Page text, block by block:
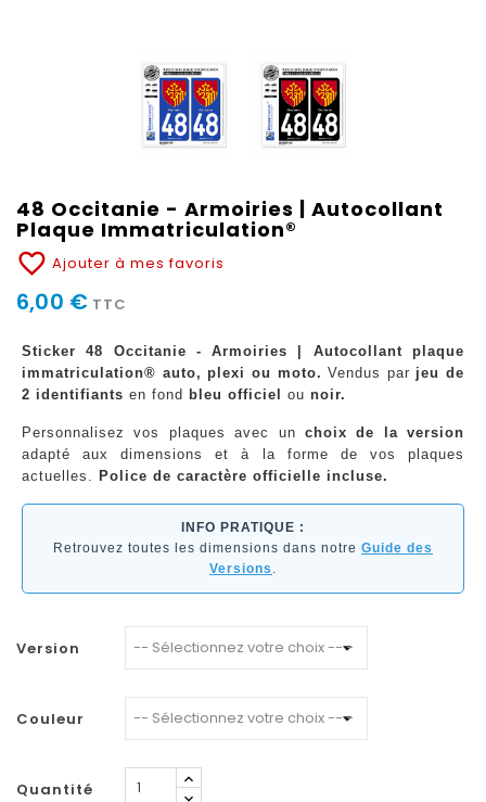
48 Occitanie - Armoiries | Autocollant
Plaque Immatriculation®
favorite_border Ajouter à mes favoris
6,00 € TTC
Sticker 48 Occitanie - Armoiries | Autocollant plaque
immatriculation® auto, plexi ou moto. Vendus par jeu de
2 identifiants en fond bleu officiel ou noir.
Personnalisez vos plaques avec un choix de la version
adapté aux dimensions et à la forme de vos plaques
actuelles. Police de caractère officielle incluse.
INFO PRATIQUE :
Retrouvez toutes les dimensions dans notre Guide des
Versions .
Version
Couleur
Quantité